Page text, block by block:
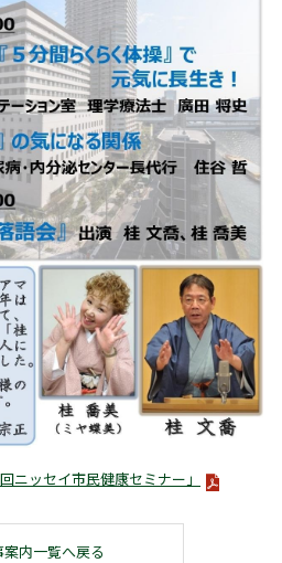
ニッセイ市民健康セミナー」
案内一覧へ戻る